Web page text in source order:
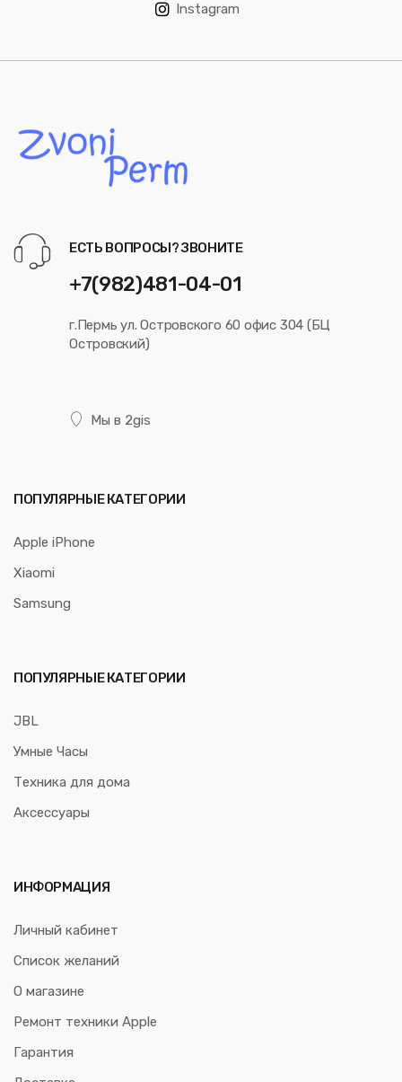
Instagram
ЕСТЬ ВОПРОСЫ? ЗВОНИТЕ
+7(982)481-04-01
г.Пермь ул. Островского 60 офис 304 (БЦ
Островский)
Мы в 2gis
ПОПУЛЯРНЫЕ КАТЕГОРИИ
Apple iPhone
Xiaomi
Samsung
ПОПУЛЯРНЫЕ КАТЕГОРИИ
JBL
Умные Часы
Техника для дома
Аксессуары
ИНФОРМАЦИЯ
Личный кабинет
Список желаний
О магазине
Ремонт техники Apple
Гарантия